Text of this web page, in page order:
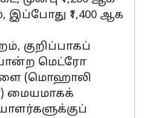
இப்போது ₹1,400 ஆக
குறிப்பாகப்
மெட்ரோ
(மொஹாலி
மையமாகக்